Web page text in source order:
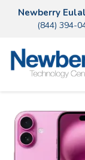
Newberry
(844) 394-